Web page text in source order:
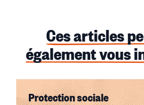
Ces articles
également vous
Protection sociale